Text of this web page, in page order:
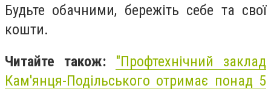
Будьте обачними, бережіть себе та свої
кошти.
Читайте також: "Профтехнічний заклад
Кам'янця-Подільського отримає понад 5